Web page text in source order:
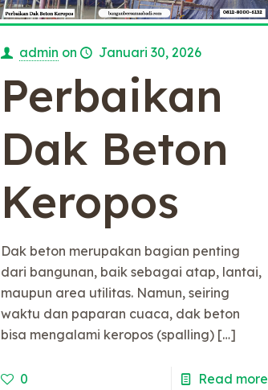
admin on Januari 30, 2026
Perbaikan
Dak Beton
Keropos
Dak beton merupakan bagian penting
dari bangunan, baik sebagai atap, lantai,
maupun area utilitas. Namun, seiring
waktu dan paparan cuaca, dak beton
bisa mengalami keropos (spalling)[…]
0 Read more